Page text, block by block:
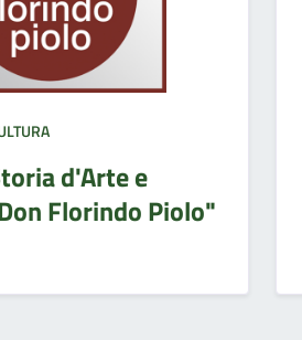
d'Arte e
Florindo Piolo"